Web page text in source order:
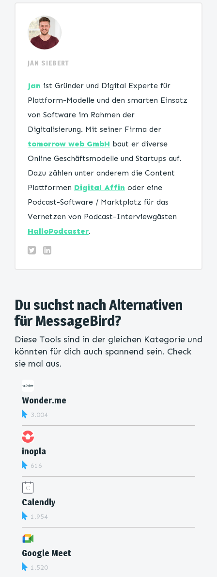
JAN SIEBERT
Jan ist Gründer und Digital Experte für
Plattform-Modelle und den smarten Einsatz
von Software im Rahmen der
Digitalisierung. Mit seiner Firma der
tomorrow web GmbH baut er diverse
Online Geschäftsmodelle und Startups auf.
Dazu zählen unter anderem die Content
Plattformen Digital Affin oder eine
Podcast-Software / Marktplatz für das
Vernetzen von Podcast-Interviewgästen
HalloPodcaster.
Du suchst nach Alternativen
für MessageBird?
Diese Tools sind in der gleichen Kategorie und
könnten für dich auch spannend sein. Check
sie mal aus.
Wonder.me
3.004
inopla
616
Calendly
1.954
Google Meet
1.520